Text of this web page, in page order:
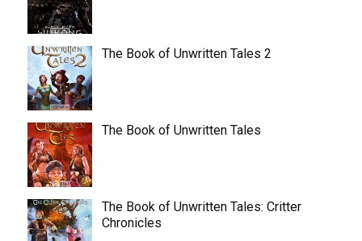
The Book of Unwritten Tales 2
The Book of Unwritten Tales
The Book of Unwritten Tales: Critter
Chronicles